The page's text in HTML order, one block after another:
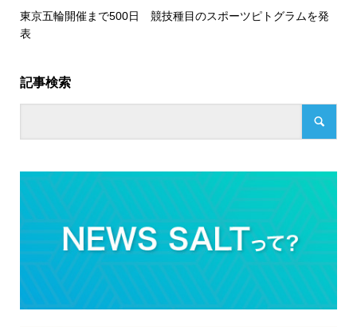
東京五輪開催まで500日 競技種目のスポーツピトグラムを発
表
記事検索